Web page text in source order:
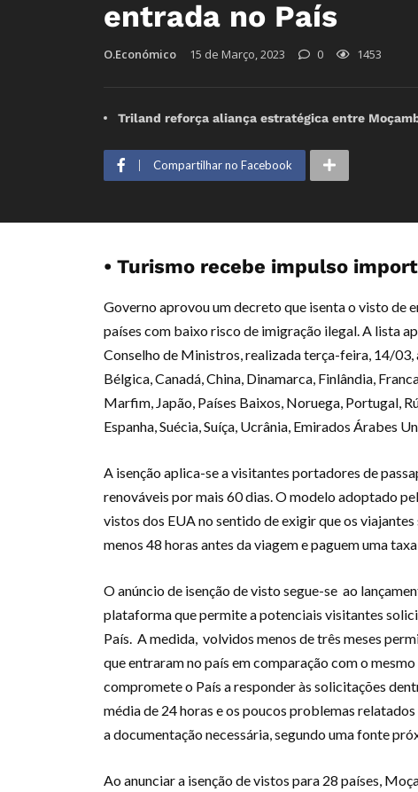
entrada no País
O.Económico 15 de Março, 2023 0 1453
Triland reforça aliança estratégica entre
Compartilhar no Facebook
• Turismo recebe impulso
Governo aprovou um decreto que isenta o visto de
países com baixo risco de imigração ilegal. A lista
Conselho de Ministros, realizada terça-feira, 14/
Bélgica, Canadá, China, Dinamarca, Finlândia,
Marfim, Japão, Países Baixos, Noruega, Portugal,
Espanha, Suécia, Suíça, Ucrânia, Emirados Árabes
A isenção aplica-se a visitantes portadores de
renováveis por mais 60 dias. O modelo adoptado
vistos dos EUA no sentido de exigir que os
menos 48 horas antes da viagem e paguem uma
O anúncio de isenção de visto segue-se ao
plataforma que permite a potenciais visitantes
País. A medida, volvidos menos de três meses
que entraram no país em comparação com o
compromete o País a responder às solicitações
média de 24 horas e os poucos problemas
a documentação necessária, segundo uma fonte
Ao anunciar a isenção de vistos para 28 países,